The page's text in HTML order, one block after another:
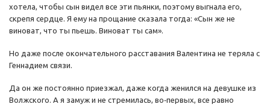
хотела, чтобы сын видел все эти пьянки, поэтому выгнала его,
скрепя сердце. Я ему на прощание сказала тогда: «Сын же не
виноват, что ты пьешь. Виноват ты сам».
Но даже после окончательного расставания Валентина не теряла с
Геннадием связи.
Да он же постоянно приезжал, даже когда женился на девушке из
Волжского. А я замуж и не стремилась, во‑первых, все равно